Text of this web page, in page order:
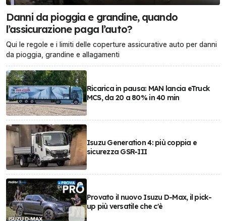
Danni da pioggia e grandine, quando
l’assicurazione paga l’auto?
Qui le regole e i limiti delle coperture assicurative auto per danni
da pioggia, grandine e allagamenti
Ricarica in pausa: MAN lancia eTruck
MCS, da 20 a 80% in 40 min
Isuzu Generation 4: più coppia e
sicurezza GSR-III
Provato il nuovo Isuzu D-Max, il pick-
up più versatile che c'è